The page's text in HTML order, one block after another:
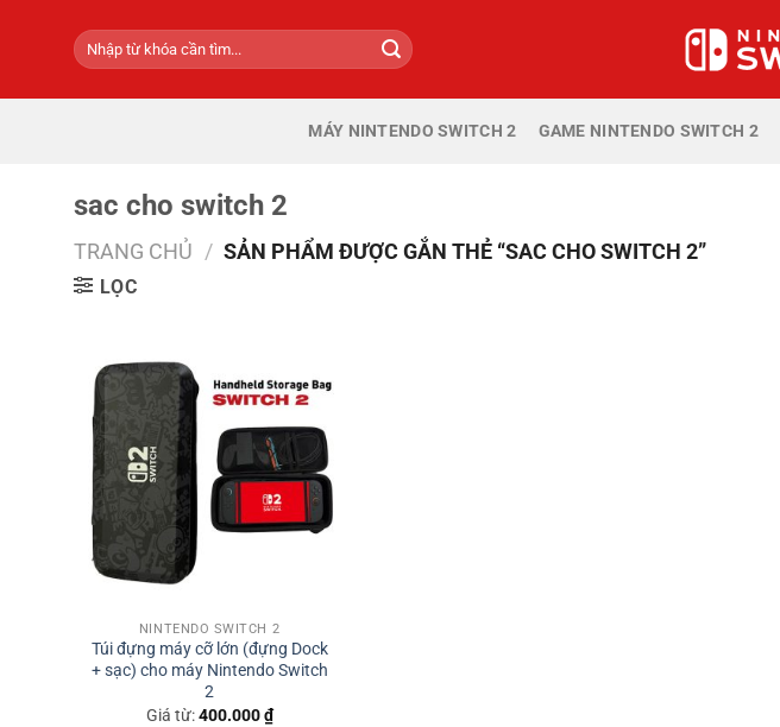
dung
Tìm
kiếm:
MÁY NINTENDO SWITCH 2 GAME NINTENDO SWITCH 2
sac cho switch 2
TRANG CHỦ / SẢN PHẨM ĐƯỢC GẮN THẺ “SAC CHO SWITCH 2”
LỌC
NINTENDO SWITCH 2
Túi đựng máy cỡ lớn (đựng Dock
+ sạc) cho máy Nintendo Switch
2
Giá từ:400.000₫